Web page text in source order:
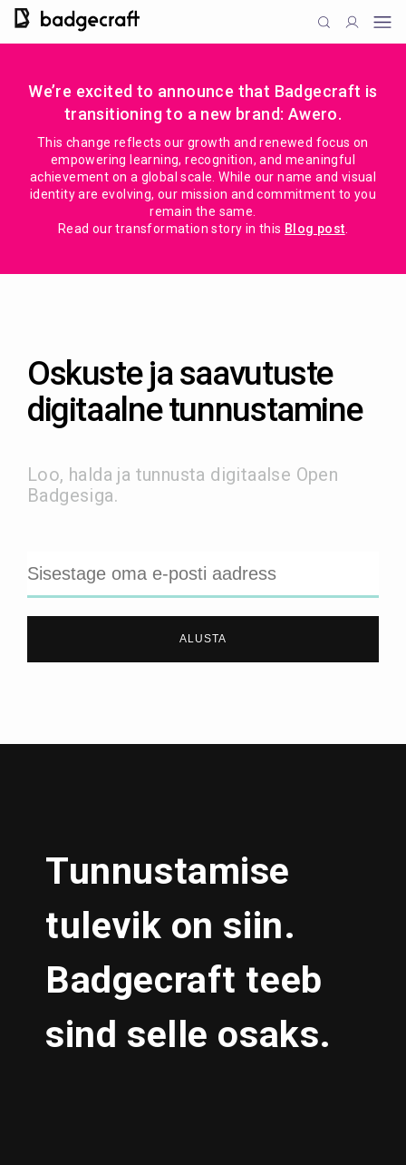
We’re excited to announce that Badgecraft is
transitioning to a new brand: Awero.
This change reflects our growth and renewed focus on
empowering learning, recognition, and meaningful
achievement on a global scale. While our name and visual
identity are evolving, our mission and commitment to you
remain the same.
Read our transformation story in this Blog post
Oskuste ja saavutuste
digitaalne tunnustamine
Loo, halda ja tunnusta digitaalse Open
Badgesiga.
ALUSTA
Tunnustamise
tulevik on siin.
Badgecraft teeb
sind selle osaks.